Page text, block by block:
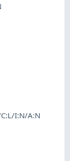
I:N/A:N